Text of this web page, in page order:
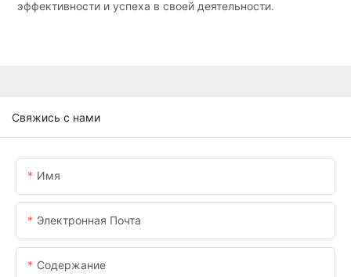
эффективности и успеха в своей деятельности.
Свяжись с нами
Имя
Электронная Почта
Содержание